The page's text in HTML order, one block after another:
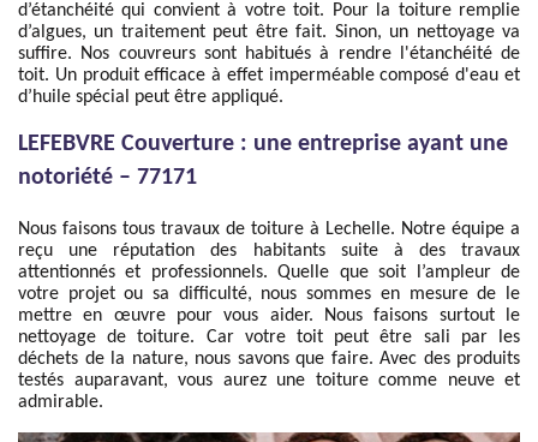
d’étanchéité qui convient à votre toit. Pour la toiture remplie
d’algues, un traitement peut être fait. Sinon, un nettoyage va
suffire. Nos couvreurs sont habitués à rendre l'étanchéité de
toit. Un produit efficace à effet imperméable composé d'eau et
d’huile spécial peut être appliqué.
LEFEBVRE Couverture : une entreprise ayant une
notoriété – 77171
Nous faisons tous travaux de toiture à Lechelle. Notre équipe a
reçu une réputation des habitants suite à des travaux
attentionnés et professionnels. Quelle que soit l’ampleur de
votre projet ou sa difficulté, nous sommes en mesure de le
mettre en œuvre pour vous aider. Nous faisons surtout le
nettoyage de toiture. Car votre toit peut être sali par les
déchets de la nature, nous savons que faire. Avec des produits
testés auparavant, vous aurez une toiture comme neuve et
admirable.